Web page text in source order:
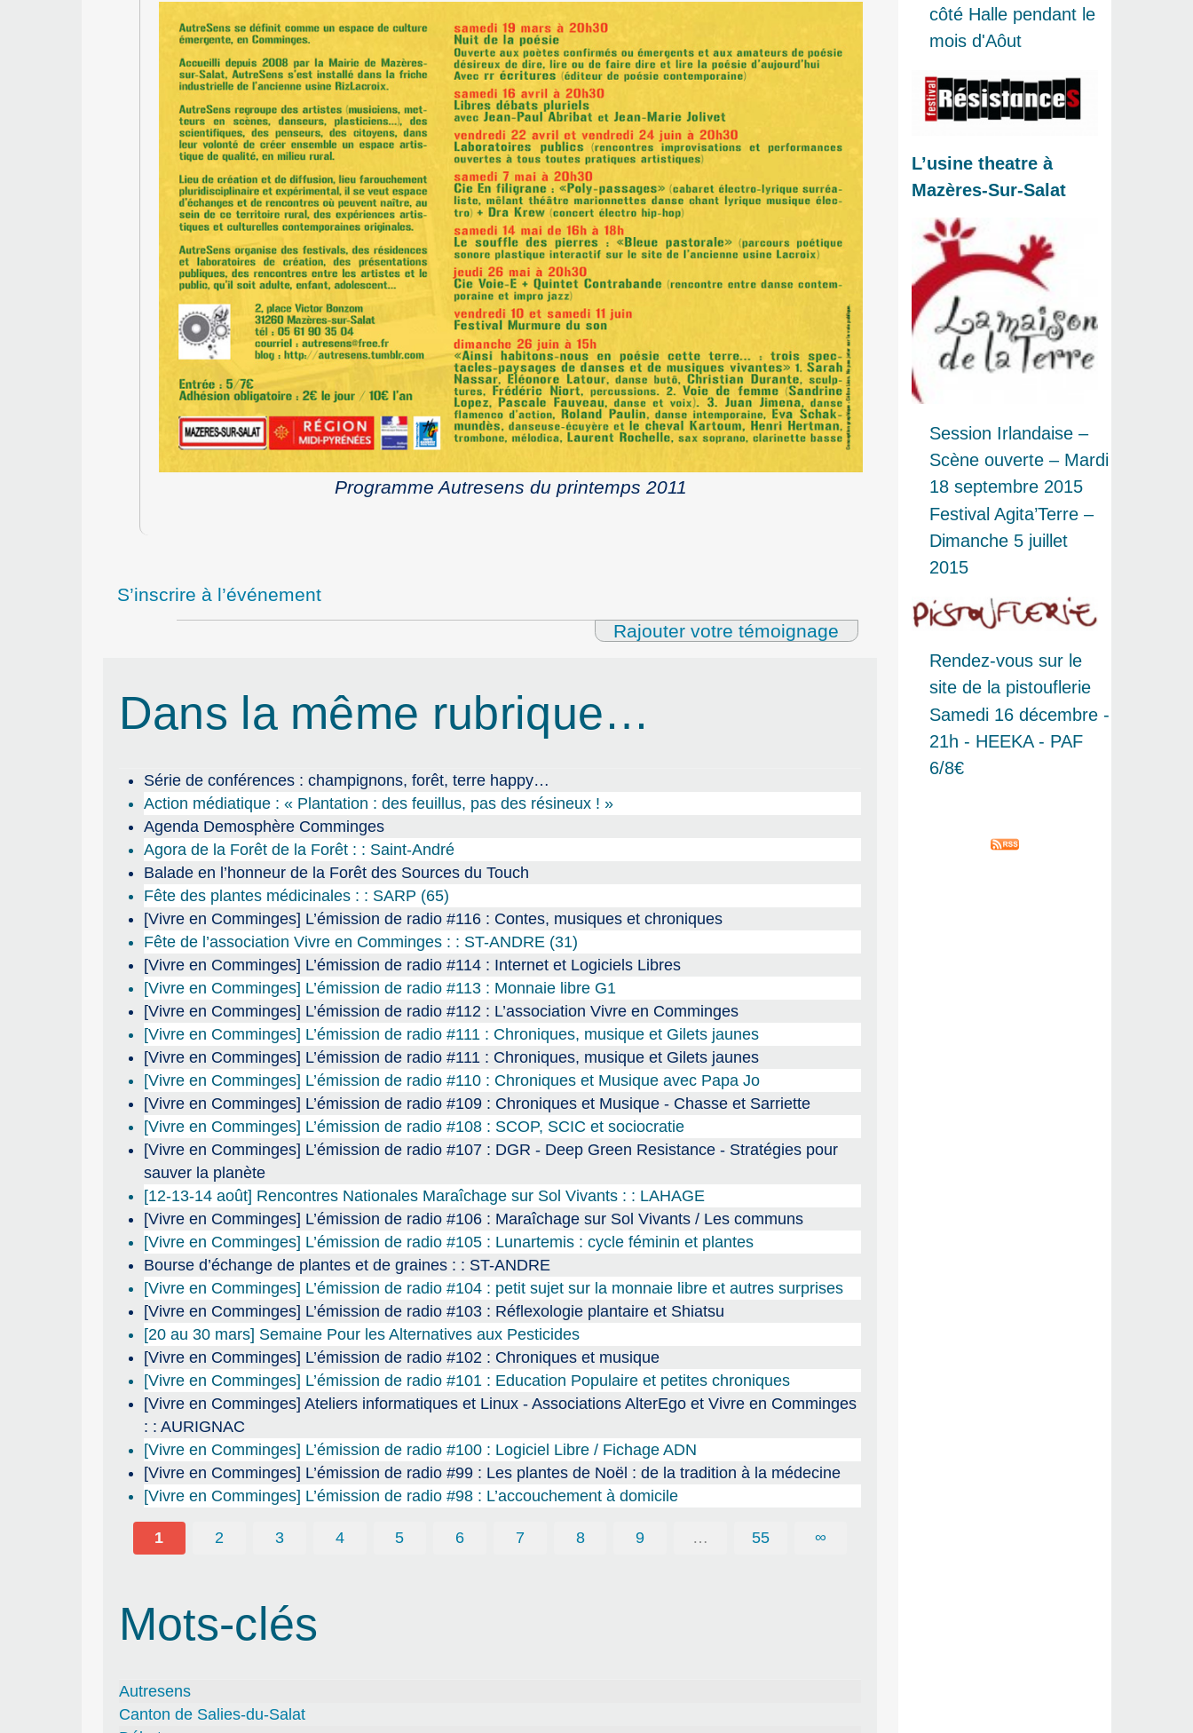
Programme Autresens du printemps 2011
S’inscrire à l’événement
Rajouter votre témoignage
Dans la même rubrique…
Série de conférences : champignons, forêt, terre happy…
Action médiatique : « Plantation : des feuillus, pas des résineux ! »
Agenda Demosphère Comminges
Agora de la Forêt de la Forêt : : Saint-André
Balade en l’honneur de la Forêt des Sources du Touch
Fête des plantes médicinales : : SARP (65)
[Vivre en Comminges] L’émission de radio #116 : Contes, musiques et chroniques
Fête de l’association Vivre en Comminges : : ST-ANDRE (31)
[Vivre en Comminges] L’émission de radio #114 : Internet et Logiciels Libres
[Vivre en Comminges] L’émission de radio #113 : Monnaie libre G1
[Vivre en Comminges] L’émission de radio #112 : L’association Vivre en Comminges
[Vivre en Comminges] L’émission de radio #111 : Chroniques, musique et Gilets jaunes
[Vivre en Comminges] L’émission de radio #111 : Chroniques, musique et Gilets jaunes
[Vivre en Comminges] L’émission de radio #110 : Chroniques et Musique avec Papa Jo
[Vivre en Comminges] L’émission de radio #109 : Chroniques et Musique - Chasse et Sarriette
[Vivre en Comminges] L’émission de radio #108 : SCOP, SCIC et sociocratie
[Vivre en Comminges] L’émission de radio #107 : DGR - Deep Green Resistance - Stratégies pour
sauver la planète
[12-13-14 août] Rencontres Nationales Maraîchage sur Sol Vivants : : LAHAGE
[Vivre en Comminges] L’émission de radio #106 : Maraîchage sur Sol Vivants / Les communs
[Vivre en Comminges] L’émission de radio #105 : Lunartemis : cycle féminin et plantes
Bourse d’échange de plantes et de graines : : ST-ANDRE
[Vivre en Comminges] L’émission de radio #104 : petit sujet sur la monnaie libre et autres surprises
[Vivre en Comminges] L’émission de radio #103 : Réflexologie plantaire et Shiatsu
[20 au 30 mars] Semaine Pour les Alternatives aux Pesticides
[Vivre en Comminges] L’émission de radio #102 : Chroniques et musique
[Vivre en Comminges] L’émission de radio #101 : Education Populaire et petites chroniques
[Vivre en Comminges] Ateliers informatiques et Linux - Associations AlterEgo et Vivre en Comminges
: : AURIGNAC
[Vivre en Comminges] L’émission de radio #100 : Logiciel Libre / Fichage ADN
[Vivre en Comminges] L’émission de radio #99 : Les plantes de Noël : de la tradition à la médecine
[Vivre en Comminges] L’émission de radio #98 : L’accouchement à domicile
1 2 3 4 5 6 7 8 9 … 55 ∞
Mots-clés
Autresens
Canton de Salies-du-Salat
côté Halle pendant le
mois d'Aôut
L’usine theatre à
Mazères-Sur-Salat
Session Irlandaise –
Scène ouverte – Mardi
18 septembre 2015
Festival Agita’Terre –
Dimanche 5 juillet
2015
Rendez-vous sur le
site de la pistouflerie
Samedi 16 décembre -
21h - HEEKA - PAF
6/8€